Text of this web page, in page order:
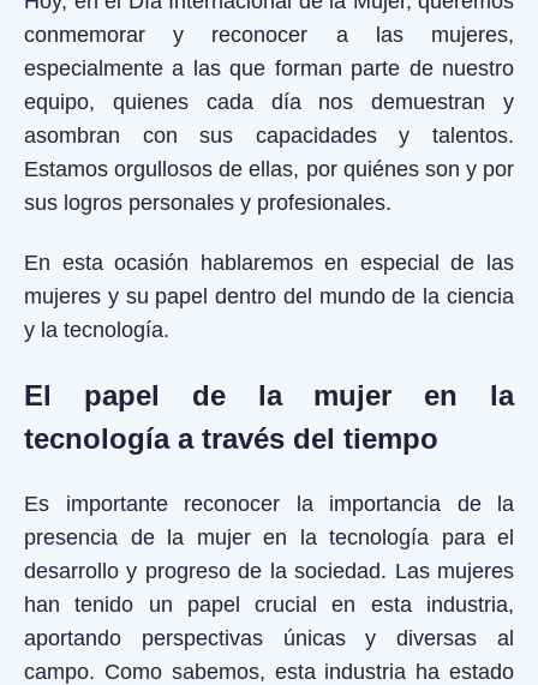
conmemorar y reconocer a las mujeres,
especialmente a las que forman parte de nuestro
equipo, quienes cada día nos demuestran y
asombran con sus capacidades y talentos.
Estamos orgullosos de ellas, por quiénes son y por
sus logros personales y profesionales.
En esta ocasión hablaremos en especial de las
mujeres y su papel dentro del mundo de la ciencia
y la tecnología.
El papel de la mujer en la
tecnología a través del tiempo
Es importante reconocer la importancia de la
presencia de la mujer en la tecnología para el
desarrollo y progreso de la sociedad. Las mujeres
han tenido un papel crucial en esta industria,
aportando perspectivas únicas y diversas al
campo. Como sabemos, esta industria ha estado